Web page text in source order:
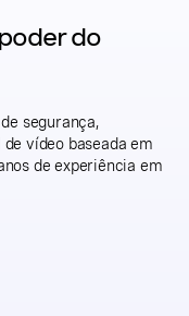
do
segurança,
vídeo baseada em
de experiência em